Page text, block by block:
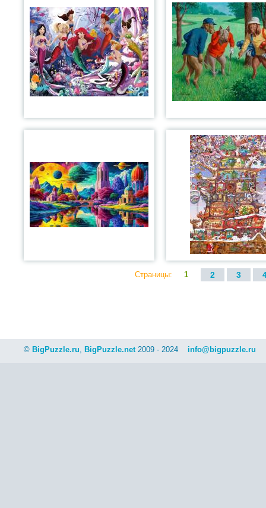
Страницы: 1 2 3
© BigPuzzle.ru, BigPuzzle.net2009 - 2024 info@bigpuzzle.ru